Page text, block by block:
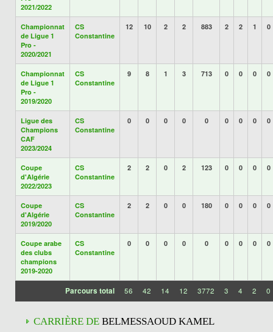
2021/2022
Championnat
de Ligue 1
Pro -
2020/2021
CS
Constantine
12 10 2 2 883 2 2 1 0
Championnat
de Ligue 1
Pro -
2019/2020
CS
Constantine
9 8 1 3 713 0 0 0 0
Ligue des
Champions
CAF
2023/2024
CS
Constantine
0 0 0 0 0 0 0 0 0
Coupe
d'Algérie
2022/2023
CS
Constantine
2 2 0 2 123 0 0 0 0
Coupe
d'Algérie
2019/2020
CS
Constantine
2 2 0 0 180 0 0 0 0
Coupe arabe
des clubs
champions
2019-2020
CS
Constantine
0 0 0 0 0 0 0 0 0
Parcours total 56 42 14 12 3772 3 4 2 0
CARRIÈRE DE BELMESSAOUD KAMEL